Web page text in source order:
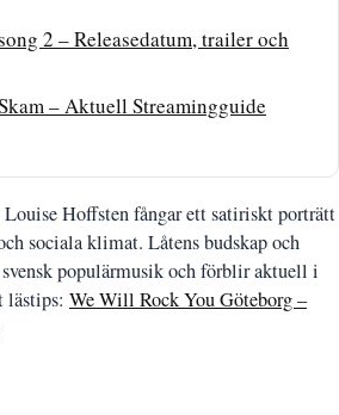
2 – Releasedatum, trailer och
– Aktuell Streamingguide
Hoffsten fångar ett satiriskt porträtt
sociala klimat. Låtens budskap och
populärmusik och förblir aktuell i
lästips: We Will Rock You Göteborg –